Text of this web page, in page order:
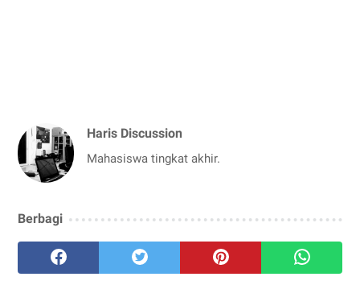
Haris Discussion
Mahasiswa tingkat akhir.
Berbagi